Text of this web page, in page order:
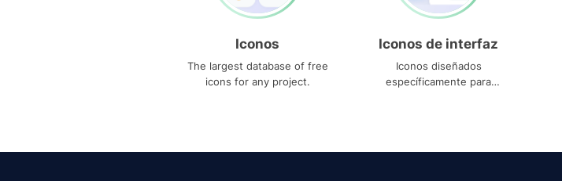
Iconos
The largest database of free
icons for any project.
Iconos de interfaz
Iconos diseñados
específicamente para